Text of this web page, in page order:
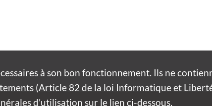
à son bon fonctionnement. Ils ne
(Article 82 de la loi Informatique et
d’utilisation sur le lien ci-dessous.